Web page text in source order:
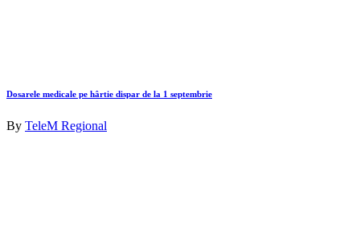
Dosarele medicale pe hârtie dispar de la 1 septembrie
By TeleM Regional